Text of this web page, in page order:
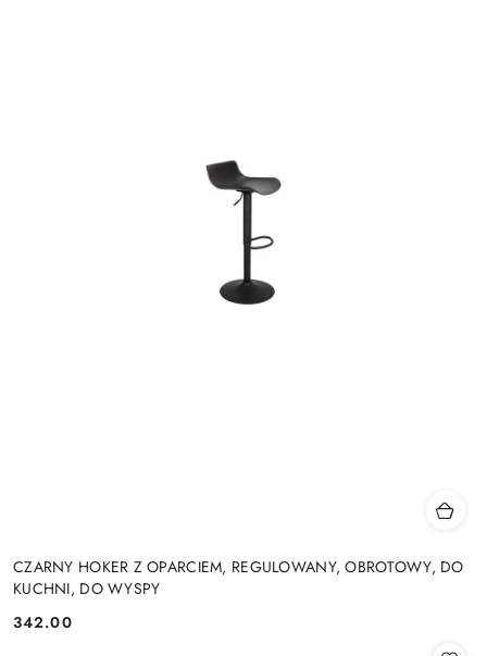
CZARNY HOKER Z OPARCIEM, REGULOWANY, OBROTOWY, DO
KUCHNI, DO WYSPY
Cena:
342.00